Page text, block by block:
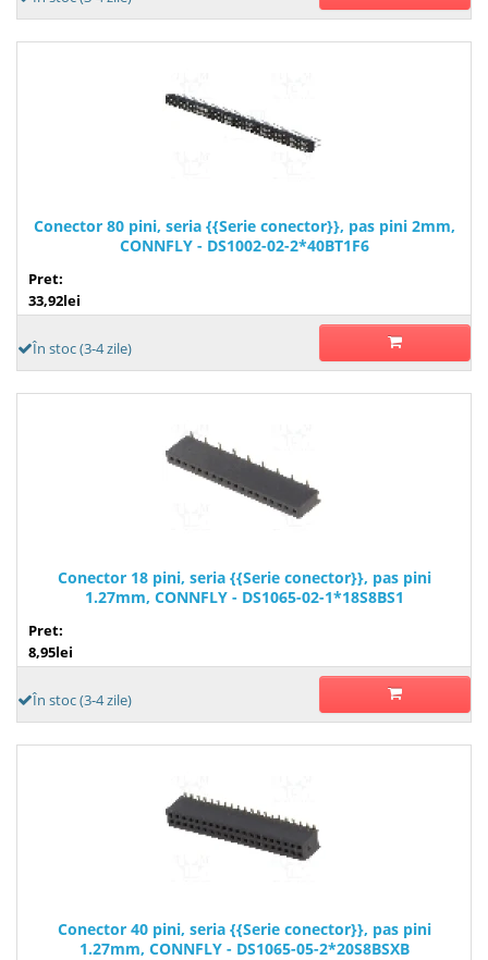
Conector 80 pini, seria {{Serie conector}}, pas pini 2mm,
CONNFLY - DS1002-02-2*40BT1F6
Pret:
33,92lei
În stoc (3-4 zile)
Conector 18 pini, seria {{Serie conector}}, pas pini
1.27mm, CONNFLY - DS1065-02-1*18S8BS1
Pret:
8,95lei
În stoc (3-4 zile)
Conector 40 pini, seria {{Serie conector}}, pas pini
1.27mm, CONNFLY - DS1065-05-2*20S8BSXB